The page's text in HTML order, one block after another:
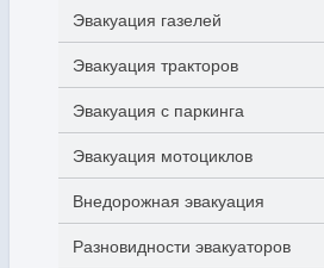
Эвакуация газелей
Эвакуация тракторов
Эвакуация с паркинга
Эвакуация мотоциклов
Внедорожная эвакуация
Разновидности эвакуаторов